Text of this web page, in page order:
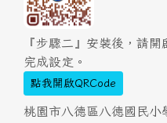
『步驟二』安裝後，請
完成設定。
點我開啟QRCode
桃園市八德區八德國民小